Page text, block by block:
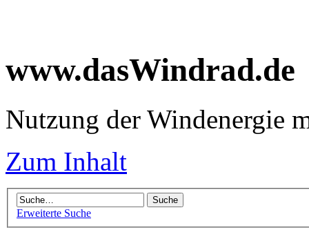
www.dasWindrad.de
Nutzung der Windenergie
Zum Inhalt
Erweiterte Suche